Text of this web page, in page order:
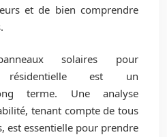
et de bien comprendre
solaires pour
résidentielle est un
terme. Une analyse
tenant compte de tous
est essentielle pour prendre